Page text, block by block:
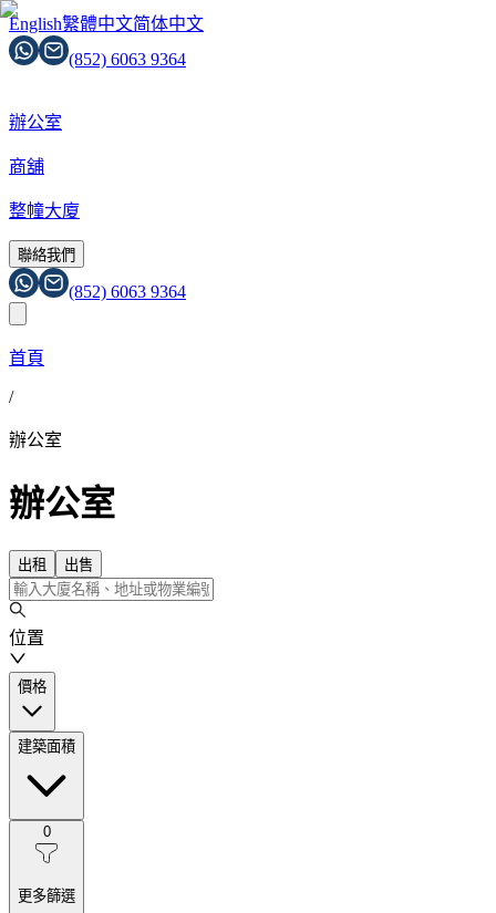
English䌓體中文简体中⽂
(852) 6063 9364
辦公室
商舖
整幢大廈
聯絡我們
(852) 6063 9364
首頁
/
辦公室
辦公室
出租 出售
位置
價格
建築面積
0
更多篩選